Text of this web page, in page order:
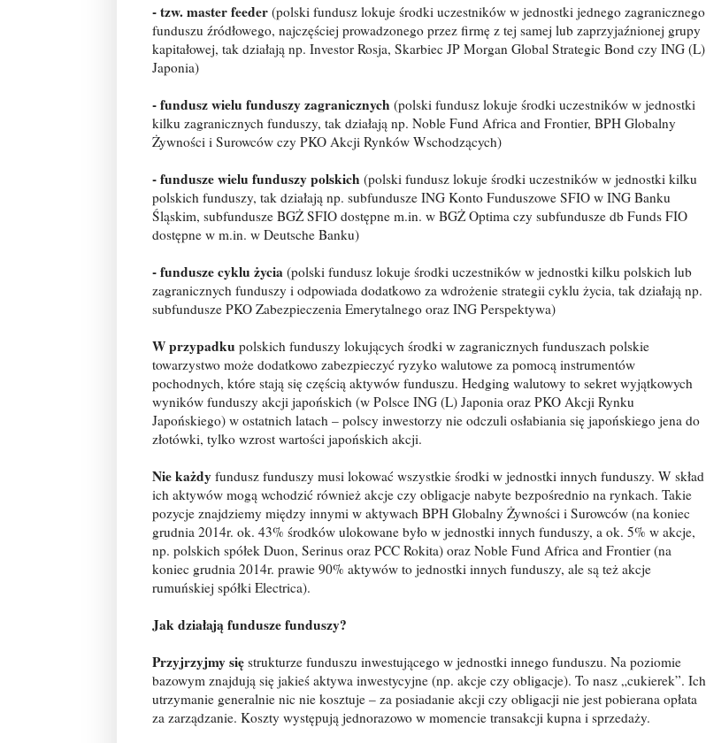
- tzw. master feeder (polski fundusz lokuje środki uczestników w jednostki jednego zagranicznego
funduszu źródłowego, najczęściej prowadzonego przez firmę z tej samej lub zaprzyjaźnionej grupy
kapitałowej, tak działają np. Investor Rosja, Skarbiec JP Morgan Global Strategic Bond czy ING (L)
Japonia)
- fundusz wielu funduszy zagranicznych (polski fundusz lokuje środki uczestników w jednostki
kilku zagranicznych funduszy, tak działają np. Noble Fund Africa and Frontier, BPH Globalny
Żywności i Surowców czy PKO Akcji Rynków Wschodzących)
- fundusze wielu funduszy polskich (polski fundusz lokuje środki uczestników w jednostki kilku
polskich funduszy, tak działają np. subfundusze ING Konto Funduszowe SFIO w ING Banku
Śląskim, subfundusze BGŻ SFIO dostępne m.in. w BGŻ Optima czy subfundusze db Funds FIO
dostępne w m.in. w Deutsche Banku)
- fundusze cyklu życia (polski fundusz lokuje środki uczestników w jednostki kilku polskich lub
zagranicznych funduszy i odpowiada dodatkowo za wdrożenie strategii cyklu życia, tak działają np.
subfundusze PKO Zabezpieczenia Emerytalnego oraz ING Perspektywa)
W przypadku polskich funduszy lokujących środki w zagranicznych funduszach polskie
towarzystwo może dodatkowo zabezpieczyć ryzyko walutowe za pomocą instrumentów
pochodnych, które stają się częścią aktywów funduszu. Hedging walutowy to sekret wyjątkowych
wyników funduszy akcji japońskich (w Polsce ING (L) Japonia oraz PKO Akcji Rynku
Japońskiego) w ostatnich latach – polscy inwestorzy nie odczuli osłabiania się japońskiego jena do
złotówki, tylko wzrost wartości japońskich akcji.
Nie każdy fundusz funduszy musi lokować wszystkie środki w jednostki innych funduszy. W skład
ich aktywów mogą wchodzić również akcje czy obligacje nabyte bezpośrednio na rynkach. Takie
pozycje znajdziemy między innymi w aktywach BPH Globalny Żywności i Surowców (na koniec
grudnia 2014r. ok. 43% środków ulokowane było w jednostki innych funduszy, a ok. 5% w akcje,
np. polskich spółek Duon, Serinus oraz PCC Rokita) oraz Noble Fund Africa and Frontier (na
koniec grudnia 2014r. prawie 90% aktywów to jednostki innych funduszy, ale są też akcje
rumuńskiej spółki Electrica).
Jak działają fundusze funduszy?
Przyjrzyjmy się strukturze funduszu inwestującego w jednostki innego funduszu. Na poziomie
bazowym znajdują się jakieś aktywa inwestycyjne (np. akcje czy obligacje). To nasz „cukierek”. Ich
utrzymanie generalnie nic nie kosztuje – za posiadanie akcji czy obligacji nie jest pobierana opłata
za zarządzanie. Koszty występują jednorazowo w momencie transakcji kupna i sprzedaży.